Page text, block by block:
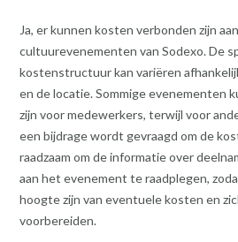
Ja, er kunnen kosten verbonden zijn
cultuurevenementen van Sodexo. De
kostenstructuur kan variëren
en de locatie. Sommige evenementen
zijn voor medewerkers, terwijl voor
een bijdrage wordt gevraagd om de
raadzaam om de informatie over
aan het evenement te raadplegen,
hoogte zijn van eventuele kosten en
voorbereiden.